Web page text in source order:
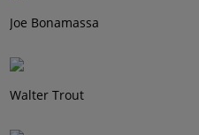
Joe Bonamassa
Walter Trout